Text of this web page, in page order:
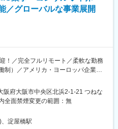
問わず在宅勤務が可能です。また、
得実績も豊富で9割以上の復職率を
環境・福利厚生が整っています。
など
なく、社内メンバーと連携しなが
フェーズに関わることで、医薬品開
むことができます。
員である関西医薬協会に、当社は会
関連のセミナーにも参加すること
ルの業界知識とマーケット感をアッ
／グローバルな事業展開
／完全フルリモート／柔軟な勤務
制）／アメリカ・ヨーロッパ企業と
製造・品質試験分野を中心に、CMC
お任せします。
阪府大阪市中央区北浜2-1-21 つねな
全面禁煙変更の範囲：無
淀屋橋駅